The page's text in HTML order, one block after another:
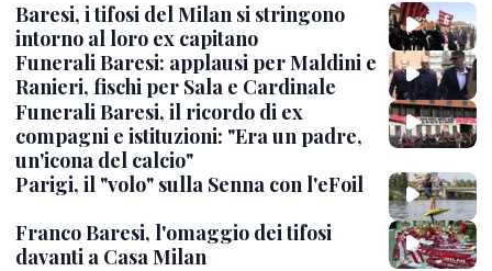
Baresi, i tifosi del Milan si stringono
intorno al loro ex capitano
Funerali Baresi: applausi per Maldini e
Ranieri, fischi per Sala e Cardinale
Funerali Baresi, il ricordo di ex
compagni e istituzioni: "Era un padre,
un'icona del calcio"
Parigi, il "volo" sulla Senna con l'eFoil
Franco Baresi, l'omaggio dei tifosi
davanti a Casa Milan